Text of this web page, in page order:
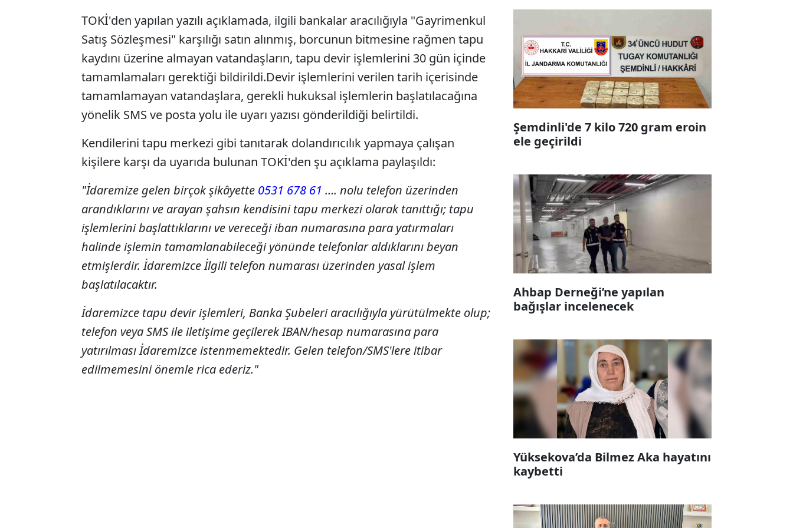
TOKİ'den yapılan yazılı açıklamada, ilgili bankalar aracılığıyla "Gayrimenkul
Satış Sözleşmesi" karşılığı satın alınmış, borcunun bitmesine rağmen tapu
kaydını üzerine almayan vatandaşların, tapu devir işlemlerini 30 gün içinde
tamamlamaları gerektiği bildirildi.Devir işlemlerini verilen tarih içerisinde
tamamlamayan vatandaşlara, gerekli hukuksal işlemlerin başlatılacağına
yönelik SMS ve posta yolu ile uyarı yazısı gönderildiği belirtildi.
Kendilerini tapu merkezi gibi tanıtarak dolandırıcılık yapmaya çalışan
kişilere karşı da uyarıda bulunan TOKİ'den şu açıklama paylaşıldı:
"İdaremize gelen birçok şikâyette 0531 678 61 …. nolu telefon üzerinden
arandıklarını ve arayan şahsın kendisini tapu merkezi olarak tanıttığı; tapu
işlemlerini başlattıklarını ve vereceği iban numarasına para yatırmaları
halinde işlemin tamamlanabileceği yönünde telefonlar aldıklarını beyan
etmişlerdir. İdaremizce İlgili telefon numarası üzerinden yasal işlem
başlatılacaktır.
İdaremizce tapu devir işlemleri, Banka Şubeleri aracılığıyla yürütülmekte olup;
telefon veya SMS ile iletişime geçilerek IBAN/hesap numarasına para
yatırılması İdaremizce istenmemektedir. Gelen telefon/SMS'lere itibar
edilmemesini önemle rica ederiz."
Şemdinli'de 7 kilo 720 gram eroin
ele geçirildi
Ahbap Derneği’ne yapılan
bağışlar incelenecek
Yüksekova’da Bilmez Aka hayatını
kaybetti